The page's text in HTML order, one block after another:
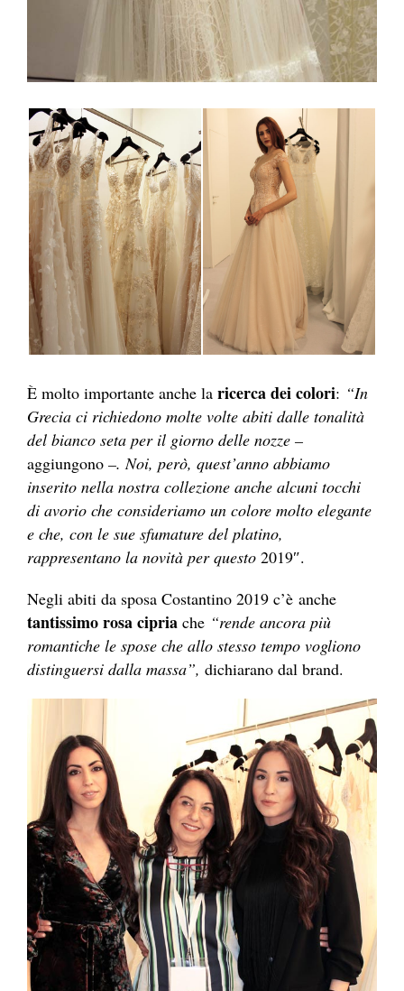
È molto importante anche la ricerca dei colori: “In
Grecia ci richiedono molte volte abiti dalle tonalità
del bianco seta per il giorno delle nozze –
aggiungono –. Noi, però, quest’anno abbiamo
inserito nella nostra collezione anche alcuni tocchi
di avorio che consideriamo un colore molto elegante
e che, con le sue sfumature del platino,
rappresentano la novità per questo 2019″.
Negli abiti da sposa Costantino 2019 c’è anche
tantissimo rosa cipria che “rende ancora più
romantiche le spose che allo stesso tempo vogliono
distinguersi dalla massa”, dichiarano dal brand.